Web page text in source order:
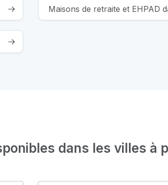
Maisons de retraite et EHPAD
dans les villes à